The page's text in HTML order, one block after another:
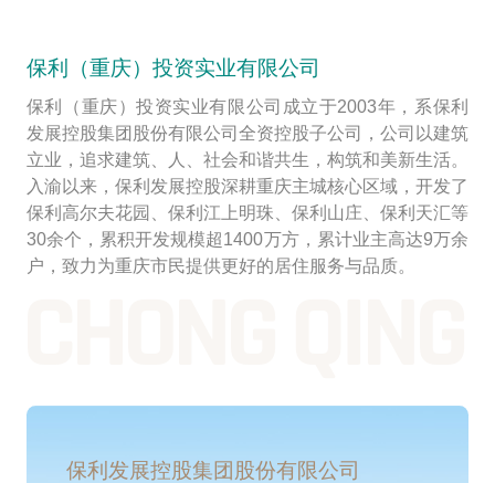
保利（重庆）投资实业有限公司
保利（重庆）投资实业有限公司成立于2003年，系保利
发展控股集团股份有限公司全资控股子公司，公司以建筑
立业，追求建筑、人、社会和谐共生，构筑和美新生活。
入渝以来，保利发展控股深耕重庆主城核心区域，开发了
保利高尔夫花园、保利江上明珠、保利山庄、保利天汇等
30余个，累积开发规模超1400万方，累计业主高达9万余
户 ，致力为重庆市民提供更好的居住服务与品质。
保利发展控股集团股份有限公司